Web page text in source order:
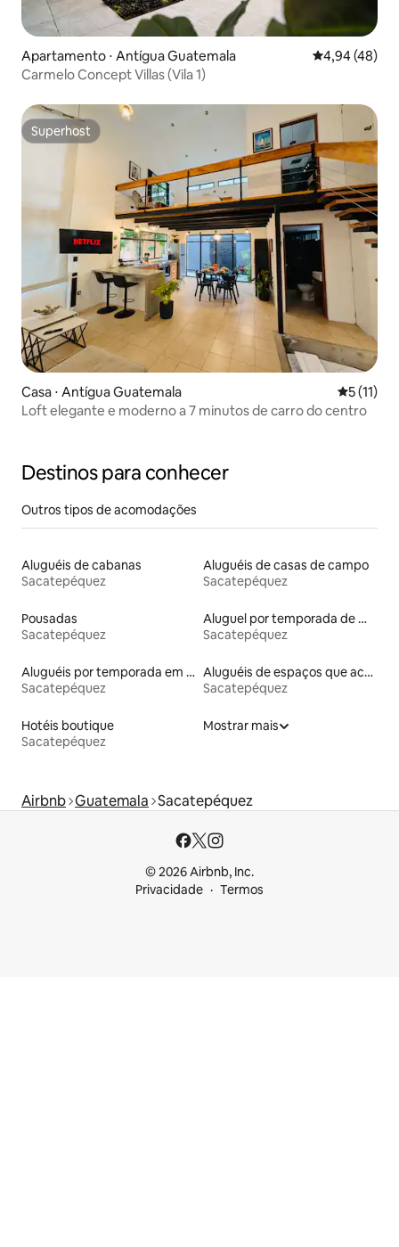
Apartamento ⋅ Antígua Guatemala 4,94 de uma
4,94 (48)
Carmelo Concept Villas (Vila 1)
Superhost
Superhost
Casa ⋅ Antígua Guatemala 5 de uma
5 (11)
Loft elegante e moderno a 7 minutos de carro do centro
Destinos para conhecer
Outros tipos de acomodações
Aluguéis de cabanas
Sacatepéquez
Aluguéis de casas de campo
Sacatepéquez
Pousadas
Sacatepéquez
Aluguel por temporada de microcasas
Sacatepéquez
Aluguéis por temporada em albergue
Sacatepéquez
Aluguéis de espaços que aceitam animais de estimação
Sacatepéquez
Hotéis boutique
Sacatepéquez
Mostrar mais
Airbnb Guatemala Sacatepéquez
© 2026 Airbnb, Inc.
Privacidade
Termos